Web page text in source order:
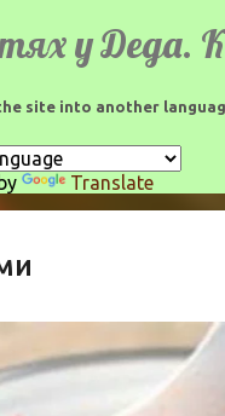
К
site into another
Translate